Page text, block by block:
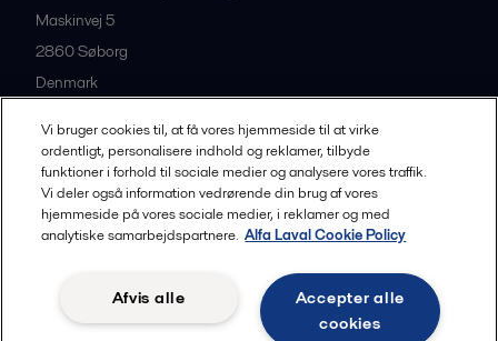
Maskinvej 5
2860Søborg
Denmark
All offices and partners
Legal terms and conditions
Community guidelines
Vi bruger cookies til, at få vores hjemmeside til at virke
ordentligt, personalisere indhold og reklamer, tilbyde
funktioner i forhold til sociale medier og analysere vores traffik.
Vi deler også information vedrørende din brug af vores
hjemmeside på vores sociale medier, i reklamer og med
analytiske samarbejdspartnere. Alfa Laval Cookie Policy
Accepter alle
cookies
Afvis alle